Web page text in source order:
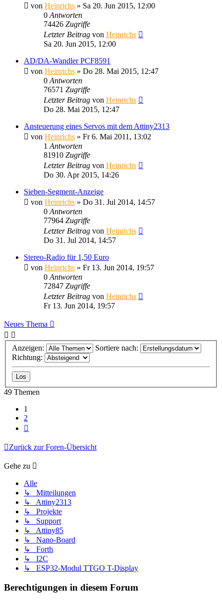
von Heinrichs » Sa 20. Jun 2015, 12:00
0 Antworten
74426 Zugriffe
Letzter Beitrag von Heinrichs
Sa 20. Jun 2015, 12:00
AD/DA-Wandler PCF8591
von Heinrichs » Do 28. Mai 2015, 12:47
0 Antworten
76571 Zugriffe
Letzter Beitrag von Heinrichs
Do 28. Mai 2015, 12:47
Ansteuerung eines Servos mit dem Attiny2313
von Heinrichs » Fr 6. Mai 2011, 13:02
1 Antworten
81910 Zugriffe
Letzter Beitrag von Heinrichs
Do 30. Apr 2015, 14:26
Sieben-Segment-Anzeige
von Heinrichs » Do 31. Jul 2014, 14:57
0 Antworten
77964 Zugriffe
Letzter Beitrag von Heinrichs
Do 31. Jul 2014, 14:57
Stereo-Radio für 1,50 Euro
von Heinrichs » Fr 13. Jun 2014, 19:57
0 Antworten
72847 Zugriffe
Letzter Beitrag von Heinrichs
Fr 13. Jun 2014, 19:57
Neues Thema
Anzeigen:
Sortiere nach:
Richtung:
49 Themen
1
2
Zurück zur Foren-Übersicht
Gehe zu
Alle
↳ Mitteilungen
↳ Attiny2313
↳ Projekte
↳ Support
↳ Attiny85
↳ Nano-Board
↳ Forth
↳ I2C
↳ ESP32-Modul TTGO T-Display
Berechtigungen in diesem Forum